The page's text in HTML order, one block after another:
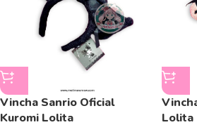
Vincha Sanrio Oficial
Kuromi Lolita
Lolita